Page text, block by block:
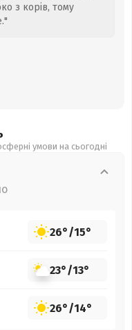
з корів, тому
умови на сьогодні
26°/15°
23°/13°
26°/14°